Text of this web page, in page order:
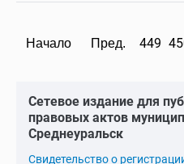
Начало Пред. 449
Cетевое издание для
правовых актов
Среднеуральск
Cвидетельство о